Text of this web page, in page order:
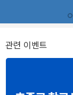
관련 이벤트